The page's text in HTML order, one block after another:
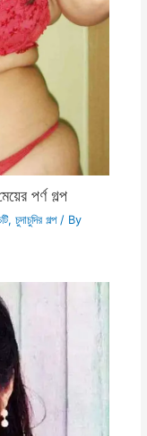
পর্ণ গল্প
, চুদাচুদির গল্প/ By